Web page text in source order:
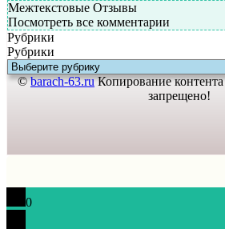
Межтекстовые Отзывы
Посмотреть все комментарии
Рубрики
Рубрики
©barach-63.ruКопирование
запрещено!
0